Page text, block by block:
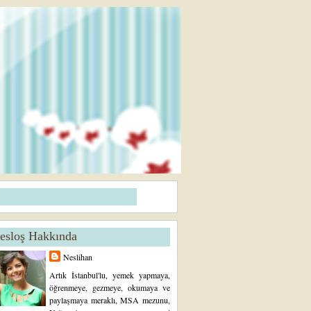
Hakkında
Neslihan
Artık İstanbul'lu, yemek yapmaya,
öğrenmeye, gezmeye, okumaya ve
paylaşmaya meraklı, MSA mezunu,